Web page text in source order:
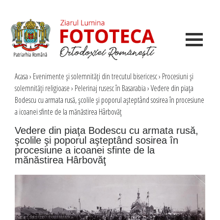
Acasa› Evenimente şi solemnităţi din trecutul bisericesc› Procesiuni şi
solemnităţi religioase› Pelerinaj rusesc în Basarabia›Vedere din piaţa
Bodescu cu armata rusă, şcolile şi poporul aşteptând sosirea în procesiune
a icoanei sfinte de la mănăstirea Hârbovăţ
Vedere din piaţa Bodescu cu armata rusă,
şcolile şi poporul aşteptând sosirea în
procesiune a icoanei sfinte de la
mănăstirea Hârbovăţ